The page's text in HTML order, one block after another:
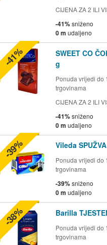
CIJENA ZA 2 ILI
-41%sniženo
0 m udaljeno
SWEET CO
g
Ponuda vrijedi do
trgovinama
CIJENA ZA 2 ILI
-41%sniženo
0 m udaljeno
-41%
Vileda
Ponuda vrijedi do
trgovinama
-39%sniženo
0 m udaljeno
-39%
Barilla
Ponuda vrijedi do
trgovinama
-38%